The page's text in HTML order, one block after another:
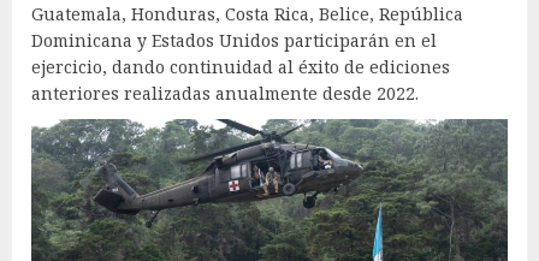
Guatemala, Honduras, Costa Rica, Belice, República
Dominicana y Estados Unidos participarán en el
ejercicio, dando continuidad al éxito de ediciones
anteriores realizadas anualmente desde 2022.